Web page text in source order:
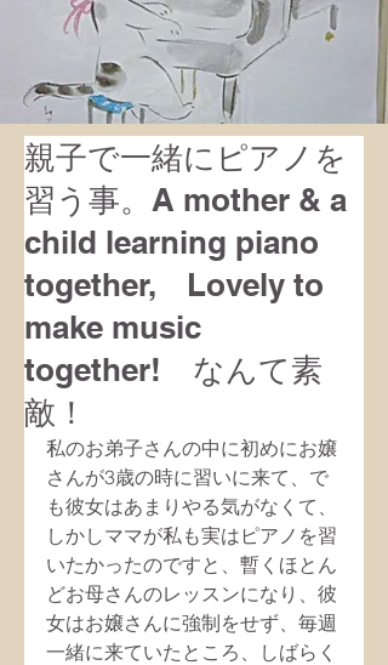
親子で一緒にピアノを
習う事。A mother & a
child learning piano
together, Lovely to
make music
together! なんて素
敵！
私のお弟子さんの中に初めにお嬢
さんが3歳の時に習いに来て、で
も彼女はあまりやる気がなくて、
しかしママが私も実はピアノを習
いたかったのですと、暫くほとん
どお母さんのレッスンになり、彼
女はお嬢さんに強制をせず、毎週
一緒に来ていたところ、しばらく